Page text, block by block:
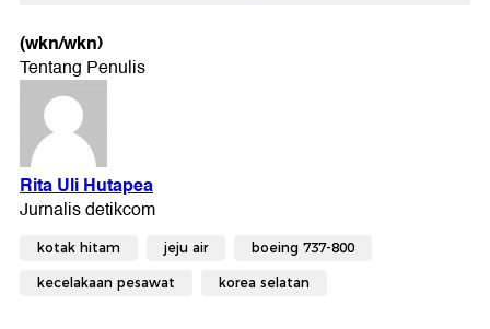
(wkn/wkn)
kotak hitam jeju air boeing 737-800
kecelakaan pesawat korea selatan